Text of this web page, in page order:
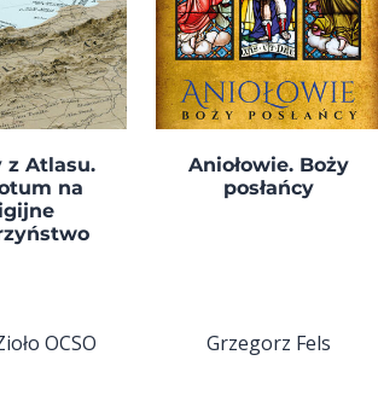
z Atlasu.
na
OCSO
Aniołowie. Boży
posłańcy
Grzegorz Fels